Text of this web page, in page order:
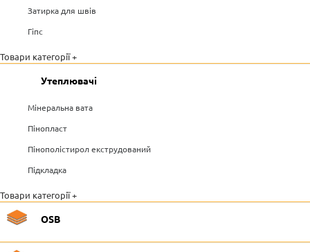
Затирка для швів
Гіпс
Товари категорії +
Утеплювачі
Мінеральна вата
Пінопласт
Пінополістирол екструдований
Підкладка
Товари категорії +
OSB